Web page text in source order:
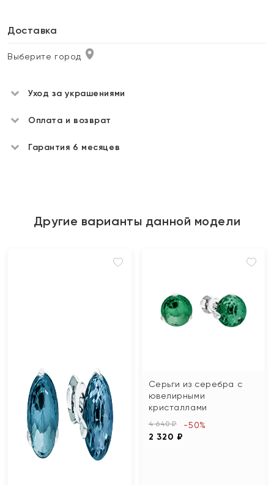
Доставка
Выберите город
Уход за украшениями
Оплата и возврат
Гарантия 6 месяцев
Другие варианты данной модели
Серьги из серебра с
ювелирными
кристаллами
4 640 ₽
2 320 ₽
-50%